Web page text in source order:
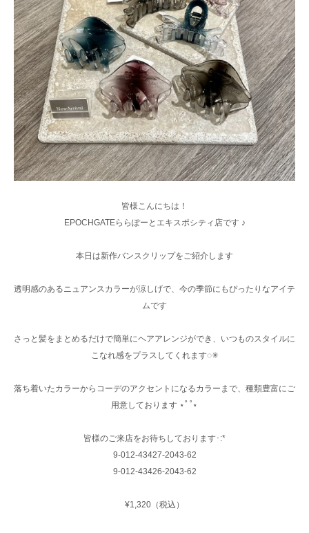
皆様こんにちは！
EPOCHGATEららぽーとエキスポシティ店です ♪
本日は新作バンスクリップをご紹介します
透明感のあるニュアンスカラーが涼しげで、今の季節にもぴったりなアイテ
ムです
さっと髪をまとめるだけで簡単にヘアアレンジができ、いつものスタイルに
こなれ感をプラスしてくれます◌✳︎
落ち着いたカラーからコーデのアクセントになるカラーまで、種類豊富にご
用意しております ⋆˚ ˚⋆
皆様のご来店をお待ちしております･:*
9-012-43427-2043-62
9-012-43426-2043-62
¥1,320（税込）